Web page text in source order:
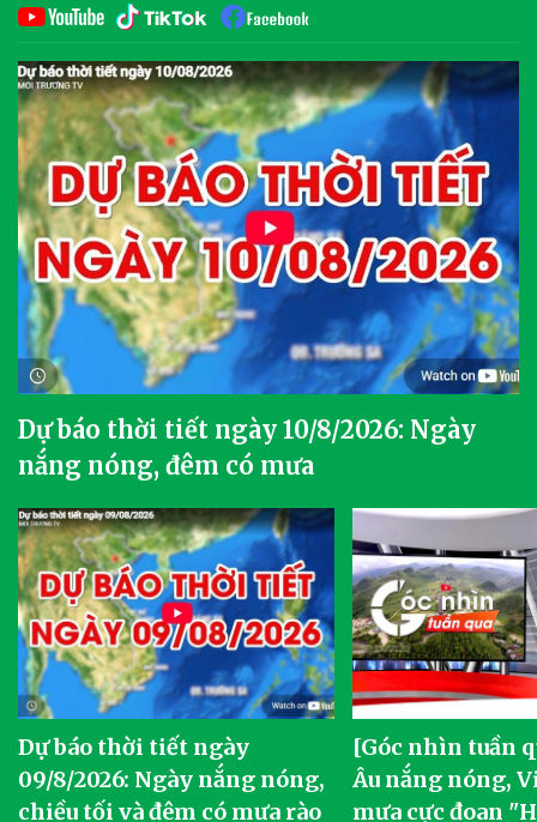
Dự báo thời tiết ngày 10/8/2026: Ngày
nắng nóng, đêm có mưa
Dự báo thời tiết ngày
09/8/2026: Ngày nắng nóng,
chiều tối và đêm có mưa rào
[Góc nhìn tuần
Âu nắng nóng,
mưa cực đoan